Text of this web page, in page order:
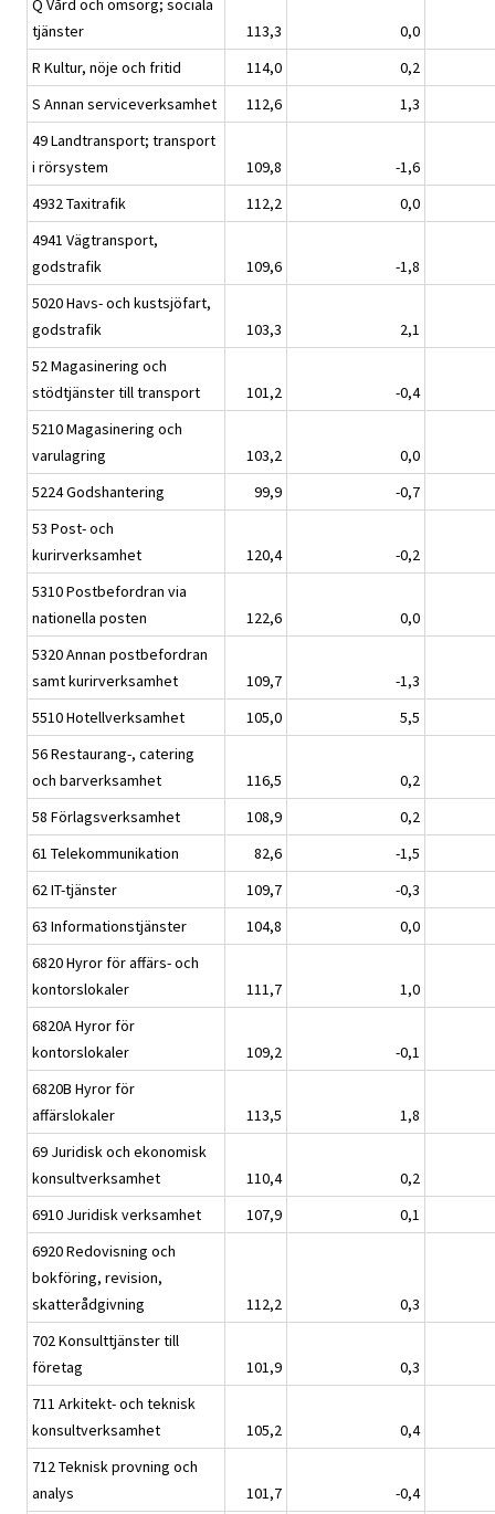
Q Vård och omsorg; sociala
tjänster
113,3
0,0
R Kultur, nöje och fritid
114,0
0,2
S Annan serviceverksamhet
112,6
1,3
49 Landtransport; transport
i rörsystem
109,8
-1,6
4932 Taxitrafik
112,2
0,0
4941 Vägtransport,
godstrafik
109,6
-1,8
5020 Havs- och kustsjöfart,
godstrafik
103,3
2,1
52 Magasinering och
stödtjänster till transport
101,2
-0,4
5210 Magasinering och
varulagring
103,2
0,0
5224 Godshantering
99,9
-0,7
53 Post- och
kurirverksamhet
120,4
-0,2
5310 Postbefordran via
nationella posten
122,6
0,0
5320 Annan postbefordran
samt kurirverksamhet
109,7
-1,3
5510 Hotellverksamhet
105,0
5,5
56 Restaurang-, catering
och barverksamhet
116,5
0,2
58 Förlagsverksamhet
108,9
0,2
61 Telekommunikation
82,6
-1,5
62 IT-tjänster
109,7
-0,3
63 Informationstjänster
104,8
0,0
6820 Hyror för affärs- och
kontorslokaler
111,7
1,0
6820A Hyror för
kontorslokaler
109,2
-0,1
6820B Hyror för
affärslokaler
113,5
1,8
69 Juridisk och ekonomisk
konsultverksamhet
110,4
0,2
6910 Juridisk verksamhet
107,9
0,1
6920 Redovisning och
bokföring, revision,
skatterådgivning
112,2
0,3
702 Konsulttjänster till
företag
101,9
0,3
711 Arkitekt- och teknisk
konsultverksamhet
105,2
0,4
712 Teknisk provning och
analys
101,7 -0,4